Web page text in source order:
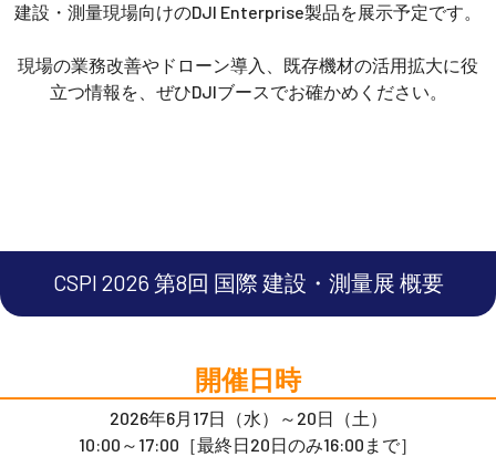
建設・測量現場向けのDJI Enterprise製品を展示予定です。
現場の業務改善やドローン導入、既存機材の活用拡大に役
立つ情報を、ぜひDJIブースでお確かめください。
CSPI 2026 第8回 国際 建設・測量展 概要
開催日時
2026年6月17日（水）～20日（土）
10:00～17:00［最終日20日のみ16:00まで］